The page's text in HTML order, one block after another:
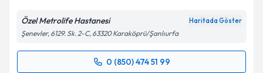
Özel Metrolife Hastanesi Haritada Göster
Şenevler, 6129. Sk. 2-C, 63320 Karaköprü/Şanlıurfa
0 (850) 474 51 99
Randevu Takvimi Talebi